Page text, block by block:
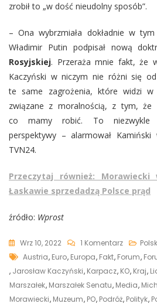
zrobił to „w dość nieudolny sposób”.
– Ona wybrzmiała dokładnie w
Władimir Putin podpisał nową
Rosyjskiej. Przeraża mnie fakt, że
Kaczyński w niczym nie różni się od
te same zagrożenia, które widzi w
związane z moralnością, z tym,
co mamy robić. To niezwykle
perspektywy – alarmował
TVN24.
Przeczytaj również: Morawiecki
Łaskawie sprzedadzą Polsce prąd
źródło: Wprost
Wrz 10, 2022 1 KomentarzDo
Jak
Putin.
„Przeraża
Tags
Austria, Euro, Europa, Fakt, Forum,
, Jarosław Kaczyński, Karpacz, KO, Kraj,
Marszałek, Marszałek Senatu, Media,
Morawiecki, Muzeum, PO, Podróż, Polityk,